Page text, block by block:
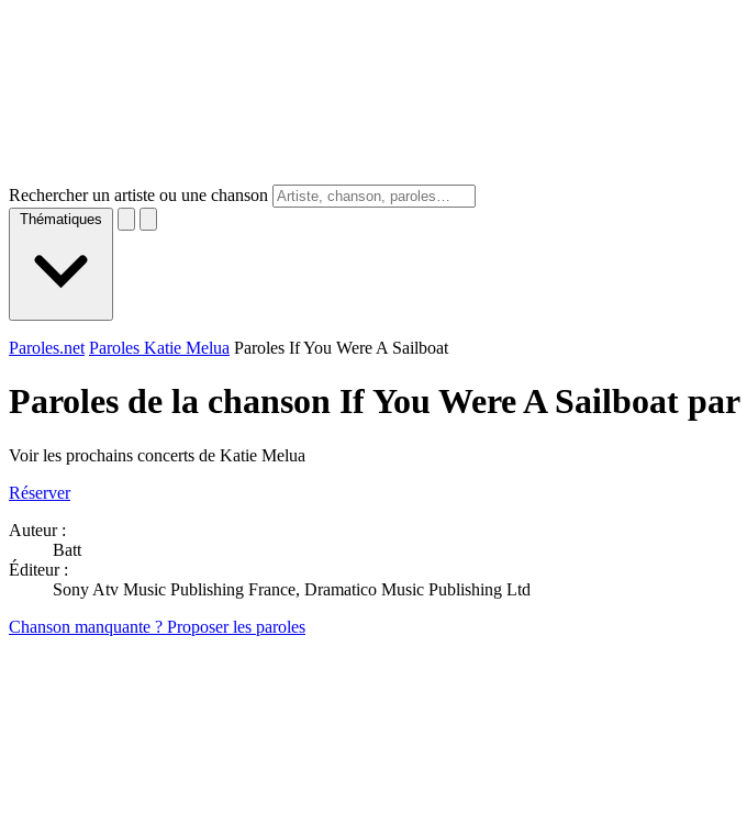
Rechercher un artiste ou une chanson
Thématiques
Paroles.net Paroles Katie Melua Paroles If You Were A Sailboat
Paroles de la chanson If You Were A Sailboat par
Voir les prochains concerts de Katie Melua
Réserver
Auteur :
Batt
Éditeur :
Sony Atv Music Publishing France, Dramatico Music Publishing Ltd
Chanson manquante ? Proposer les paroles